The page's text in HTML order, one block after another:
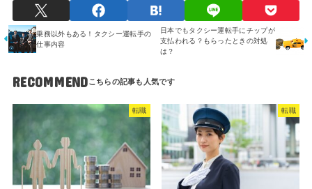
乗務以外もある！タクシー運転手の
仕事内容
日本でもタクシー運転手にチップが
支払われる？もらったときの対処
は？
RECOMMEND
転職 転職